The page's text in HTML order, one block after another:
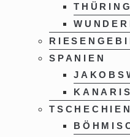
SPANIEN
TSCHECHIEN